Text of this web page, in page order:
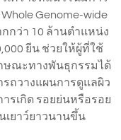
Genome-wide
กว่า 10 ล้านตำแหน่ง
ยีน ช่วยให้ผู้ที่ใช้
ษณะทางพันธุกรรมได้
ถวางแผนการดูแลผิว
รเกิด รอยย่นหรือรอย
เยาว์ยาวนานขึ้น